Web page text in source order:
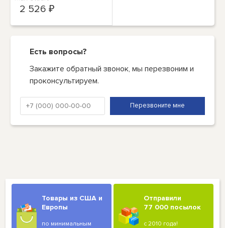
BHFO 0708
2 526 ₽
Есть вопросы?
Закажите обратный звонок, мы перезвоним и
проконсультируем.
Товары из США и
Европы
по минимальным
Отправили
77 000 посылок
с 2010 года!